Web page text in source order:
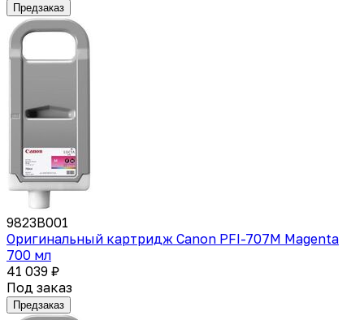
Предзаказ
9823B001
Оригинальный картридж Canon PFI-707M Magenta
700 мл
41 039 ₽
Под заказ
Предзаказ